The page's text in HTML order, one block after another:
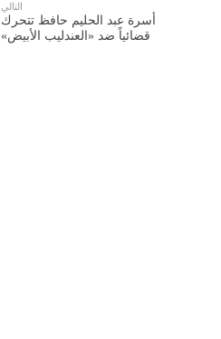
التالي
أسرة عبد الحليم حافظ تتحرك
قضائياً ضد «العندليب الأبيض»